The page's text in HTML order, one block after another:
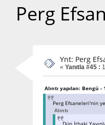
Perg
Ynt: Perg
« Yanıtla #45 :
Alıntı yapılan: Bengü -
Perg Efsaneleri'nin
Alıntı
Dün İthaki